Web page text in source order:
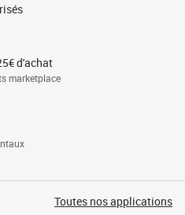
d'achat
marketplace
Toutes nos applications